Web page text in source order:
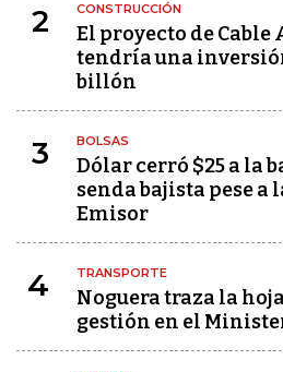
2 CONSTRUCCIÓN
El proyecto de Cable
tendría una
billón
3 BOLSAS
Dólar cerró $25 a la
senda bajista pese a
Emisor
4 TRANSPORTE
Noguera traza la
gestión en el